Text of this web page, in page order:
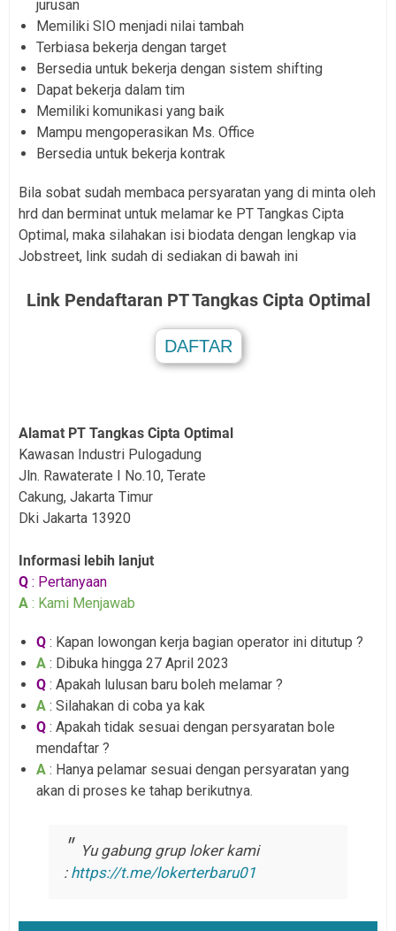
jurusan
Memiliki SIO menjadi nilai tambah
Terbiasa bekerja dengan target
Bersedia untuk bekerja dengan sistem shifting
Dapat bekerja dalam tim
Memiliki komunikasi yang baik
Mampu mengoperasikan Ms. Office
Bersedia untuk bekerja kontrak
Bila sobat sudah membaca persyaratan yang di minta oleh
hrd dan berminat untuk melamar ke PT Tangkas Cipta
Optimal, maka silahakan isi biodata dengan lengkap via
Jobstreet, link sudah di sediakan di bawah ini
Link Pendaftaran PT Tangkas Cipta Optimal
DAFTAR
.
Alamat PT Tangkas Cipta Optimal
Kawasan Industri Pulogadung
Jln. Rawaterate I No.10, Terate
Cakung, Jakarta Timur
Dki Jakarta 13920
Informasi lebih lanjut
Q : Pertanyaan
A : Kami Menjawab
Q : Kapan lowongan kerja bagian operator ini ditutup ?
A : Dibuka hingga 27 April 2023
Q : Apakah lulusan baru boleh melamar ?
A : Silahakan di coba ya kak
Q : Apakah tidak sesuai dengan persyaratan bole
mendaftar ?
A : Hanya pelamar sesuai dengan persyaratan yang
akan di proses ke tahap berikutnya.
Yu gabung grup loker kami
: https://t.me/lokerterbaru01